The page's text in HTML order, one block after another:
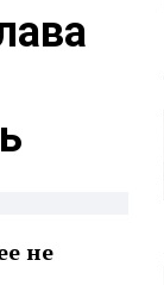
не